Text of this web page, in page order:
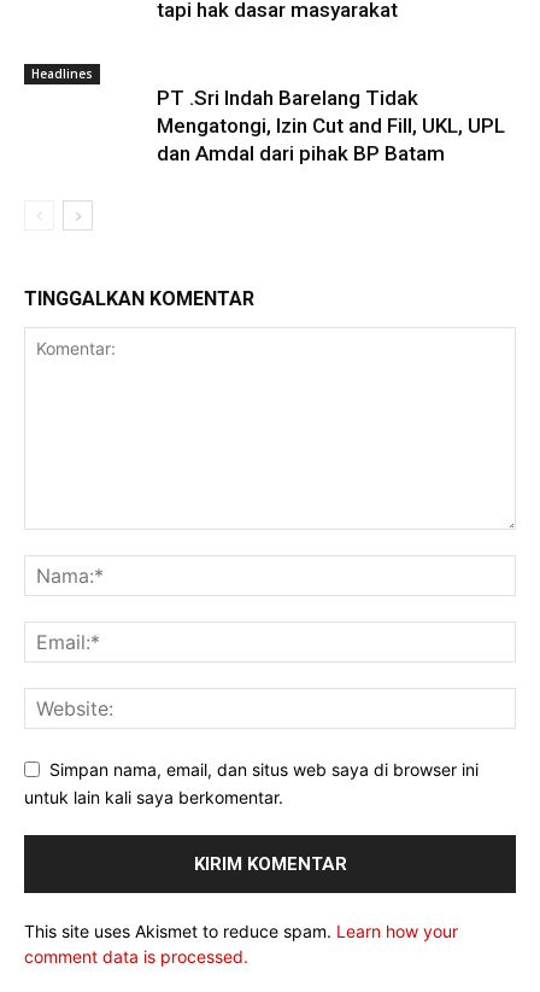
tapi hak dasar masyarakat
Headlines
PT .Sri Indah Barelang Tidak
Mengatongi, Izin Cut and Fill, UKL, UPL
dan Amdal dari pihak BP Batam
TINGGALKAN KOMENTAR
Simpan nama, email, dan situs web saya di browser ini
untuk lain kali saya berkomentar.
This site uses Akismet to reduce spam. Learn how your
comment data is processed.